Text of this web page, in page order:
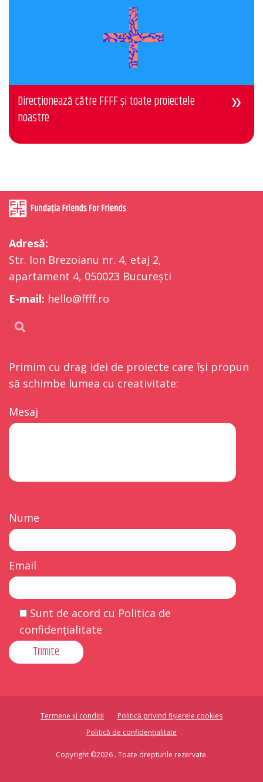
Direcționează către FFFF și toate proiectele
noastre
Adresă:
Str. Ion Brezoianu nr. 4, etaj 2,
apartament 4, 050023 București
E-mail: hello@ffff.ro
Primim cu drag idei de proiecte care își propun
să schimbe lumea cu creativitate:
Mesaj
Nume
Email
Sunt de acord cu Politica de
confidențialitate
Termene și condiții
Politică privind fișierele cookies
Politică de confidențialitate
Copyright ©2026 . Toate drepturile rezervate.